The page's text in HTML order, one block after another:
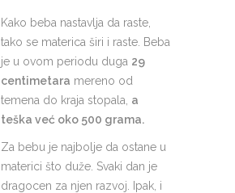
Kako beba nastavlja da raste,
tako se materica širi i raste. Beba
je u ovom periodu duga 29
centimetara mereno od
temena do kraja stopala, a
teška već oko 500 grama.
Za bebu je najbolje da ostane u
materici što duže. Svaki dan je
dragocen za njen razvoj. Ipak, i